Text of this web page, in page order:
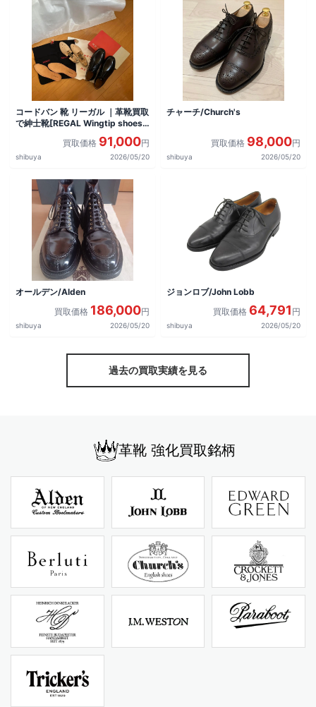
コードバン 靴 リーガル ｜革靴買取
で紳士靴[REGAL Wingtip shoes]
買取価格 91,000円
shibuya 2026/05/20
チャーチ/Church's
買取価格 98,000円
shibuya 2026/05/20
オールデン/Alden
買取価格 186,000円
shibuya 2026/05/20
ジョンロブ/John Lobb
買取価格 64,791 円
shibuya 2026/05/20
過去の買取実績を見る
革靴 強化買取銘柄